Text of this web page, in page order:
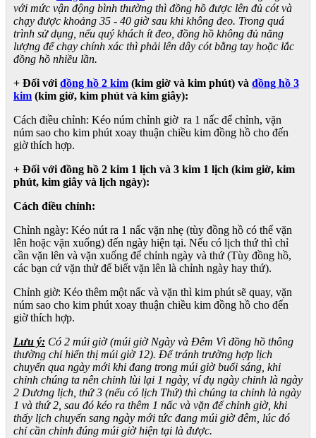
với mức vận động bình thường thì đồng hồ được lên đủ cót và
chạy được khoảng 35 - 40 giờ sau khi không đeo. Trong quá
trình sử dụng, nếu quý khách ít đeo, đồng hồ không đủ năng
lượng để chạy chính xác thì phải lên dây cót bằng tay hoặc lắc
đồng hồ nhiều lần.
+ Đối với đồng hồ 2 kim (kim giờ và kim phút) và đồng hồ 3
kim (kim giờ, kim phút và kim giây):
Cách điều chỉnh: Kéo núm chỉnh giờ ra 1 nấc để chỉnh, vặn
núm sao cho kim phút xoay thuận chiều kim đồng hồ cho đến
giờ thích hợp.
+ Đối với đồng hồ 2 kim 1 lịch và 3 kim 1 lịch (kim giờ, kim
phút, kim giây và lịch ngày):
Cách điều chỉnh:
Chỉnh ngày: Kéo nút ra 1 nấc vặn nhẹ (tùy đồng hồ có thể vặn
lên hoặc vặn xuống) đến ngày hiện tại. Nếu có lịch thứ thì chỉ
cần vặn lên và vặn xuống để chỉnh ngày và thứ (Tùy đồng hồ,
các bạn cứ vặn thử để biết vặn lên là chỉnh ngày hay thứ).
Chỉnh giờ: Kéo thêm một nấc và vặn thì kim phút sẽ quay, vặn
núm sao cho kim phút xoay thuận chiều kim đồng hồ cho đến
giờ thích hợp.
Lưu ý: Có 2 múi giờ (múi giờ Ngày và Đêm Vì đồng hồ thông
thường chỉ hiển thị múi giờ 12). Để tránh trường hợp lịch
chuyển qua ngày mới khi đang trong múi giờ buổi sáng, khi
chỉnh chúng ta nên chỉnh lùi lại 1 ngày, ví dụ ngày chỉnh là ngày
2 Dương lịch, thứ 3 (nếu có lịch Thứ) thì chúng ta chỉnh là ngày
1 và thứ 2, sau đó kéo ra thêm 1 nấc và vặn để chỉnh giờ, khi
thấy lịch chuyển sang ngày mới tức đang múi giờ đêm, lúc đó
chỉ cần chỉnh đúng múi giờ hiện tại là được.